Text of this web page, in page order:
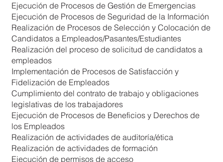
Ejecución de Procesos de Gestión de Emergencias
Ejecución de Procesos de Seguridad de la Información
Realización de Procesos de Selección y Colocación de
Candidatos a Empleados/Pasantes/Estudiantes
Realización del proceso de solicitud de candidatos a
empleados
Implementación de Procesos de Satisfacción y
Fidelización de Empleados
Cumplimiento del contrato de trabajo y obligaciones
legislativas de los trabajadores
Ejecución de Procesos de Beneficios y Derechos de
los Empleados
Realización de actividades de auditoría/ética
Realización de actividades de formación
Ejecución de permisos de acceso